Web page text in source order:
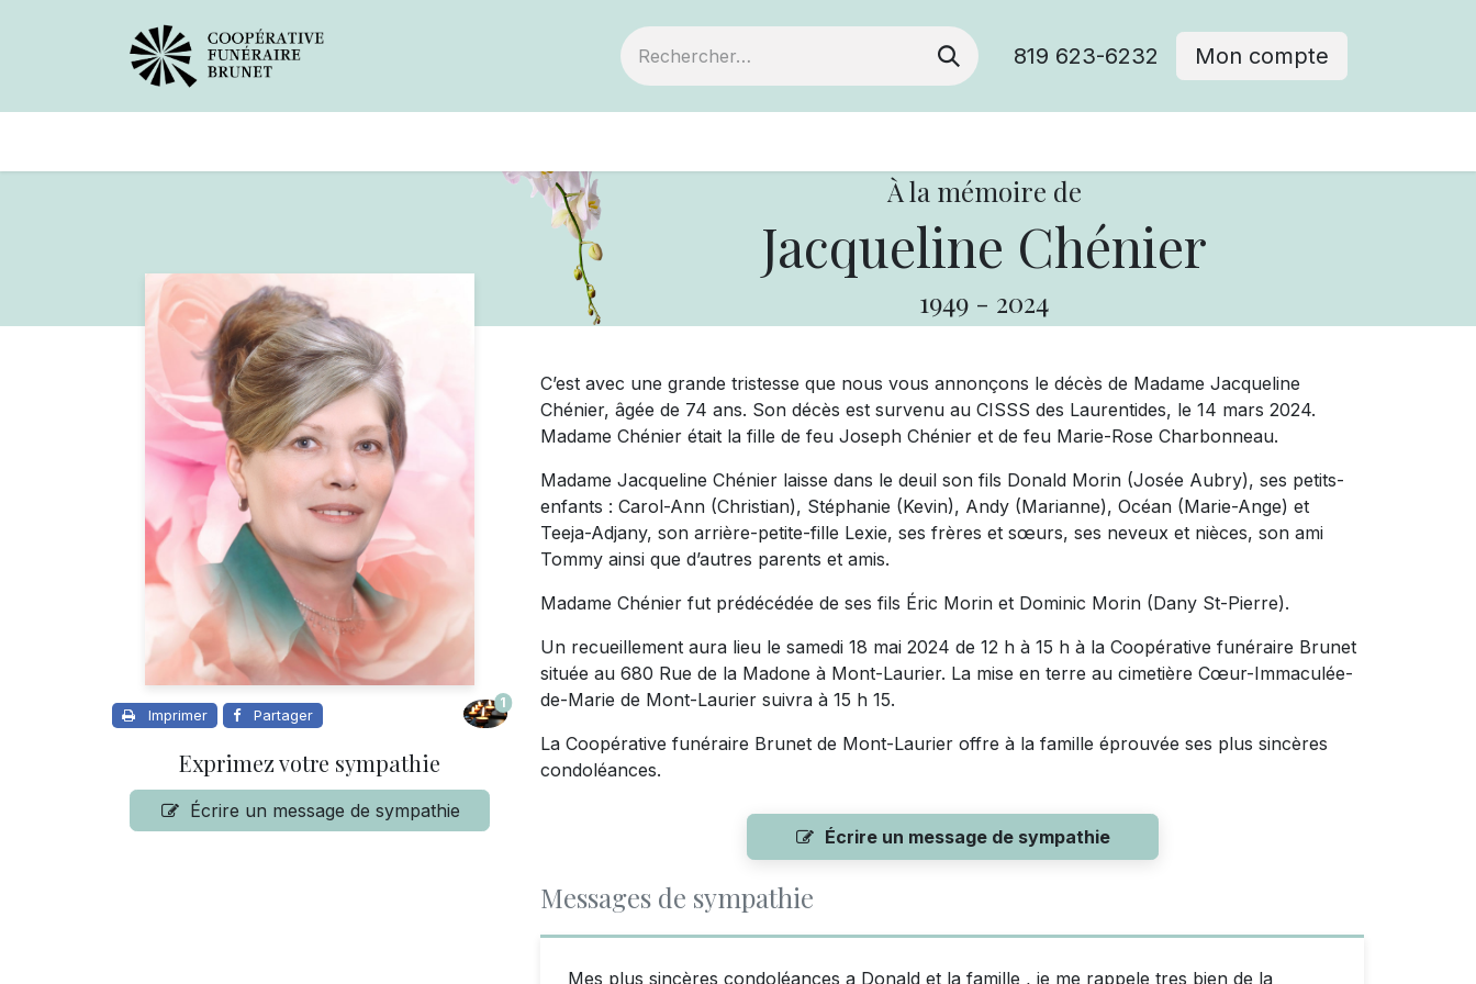
819 623-6232 Mon compte
À la mémoire de
Jacqueline Chénier
1949 - 2024
Imprimer Partager
1
Exprimez votre sympathie
Écrire un message de sympathie
C’est avec une grande tristesse que nous vous annonçons le décès de Madame Jacqueline
Chénier, âgée de 74 ans. Son décès est survenu au CISSS des Laurentides, le 14 mars 2024.
Madame Chénier était la fille de feu Joseph Chénier et de feu Marie-Rose Charbonneau.
Madame Jacqueline Chénier laisse dans le deuil son fils Donald Morin (Josée Aubry), ses petits-
enfants : Carol-Ann (Christian), Stéphanie (Kevin), Andy (Marianne), Océan (Marie-Ange) et
Teeja-Adjany, son arrière-petite-fille Lexie, ses frères et sœurs, ses neveux et nièces, son ami
Tommy ainsi que d’autres parents et amis.
Madame Chénier fut prédécédée de ses fils Éric Morin et Dominic Morin (Dany St-Pierre).
Un recueillement aura lieu le samedi 18 mai 2024 de 12 h à 15 h à la Coopérative funéraire Brunet
située au 680 Rue de la Madone à Mont-Laurier. La mise en terre au cimetière Cœur-Immaculée-
de-Marie de Mont-Laurier suivra à 15 h 15.
La Coopérative funéraire Brunet de Mont-Laurier offre à la famille éprouvée ses plus sincères
condoléances.
Écrire un message de sympathie
Messages de sympathie
Mes plus sincères condoléances a Donald et la famille , je me rappele tres bien de la